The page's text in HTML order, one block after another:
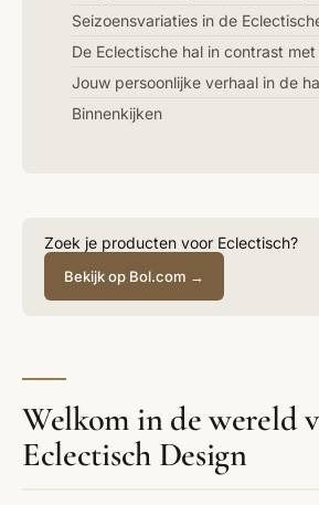
Seizoensvariaties in de
De Eclectische hal in contrast
Jouw persoonlijke verhaal in de
Binnenkijken
Zoek je producten voor Eclectisch?
Bekijk op Bol.com →
Welkom in de wereld
Eclectisch Design